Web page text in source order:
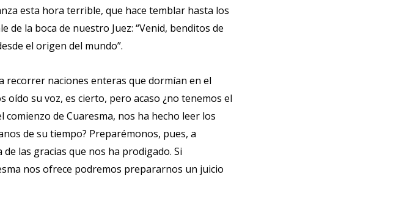
esta hora terrible, que hace temblar hasta los
de la boca de nuestro Juez: “Venid, benditos de
el origen del mundo”.
recorrer naciones enteras que dormían en el
su voz, es cierto, pero acaso ¿no tenemos el
comienzo de Cuaresma, nos ha hecho leer los
de su tiempo? Preparémonos, pues, a
las gracias que nos ha prodigado. Si
nos ofrece podremos prepararnos un juicio